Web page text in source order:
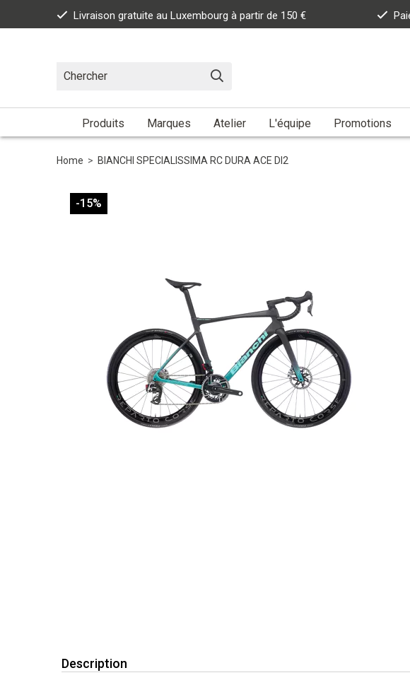
Livraison gratuite au Luxembourg à partir de 150 €
Produits Marques Atelier L'équipe Promotions
Home > BIANCHI SPECIALISSIMA RC DURA ACE DI2
-15%
Description